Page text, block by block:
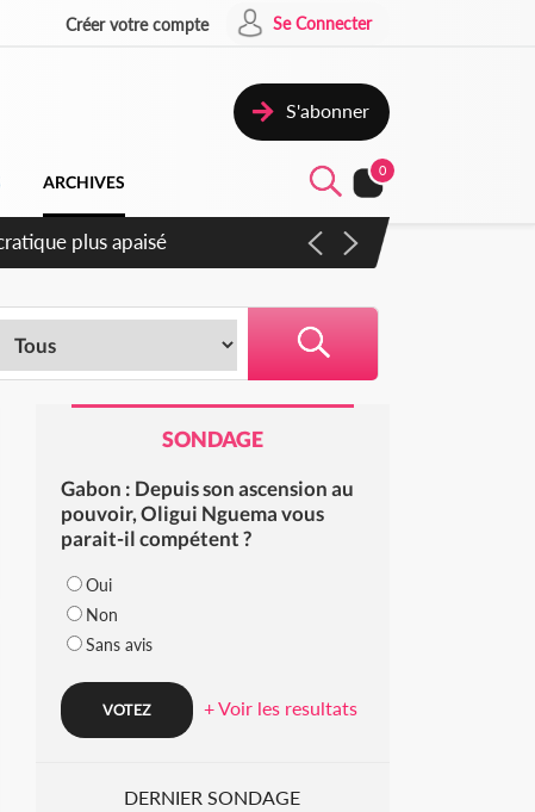
Créer votre compte Se Connecter
S'abonner
ARCHIVES
0
du samedi
SONDAGE
Gabon : Depuis son ascension au
pouvoir, Oligui Nguema vous
parait-il compétent ?
Oui
Non
Sans avis
+ Voir les resultats
DERNIER SONDAGE